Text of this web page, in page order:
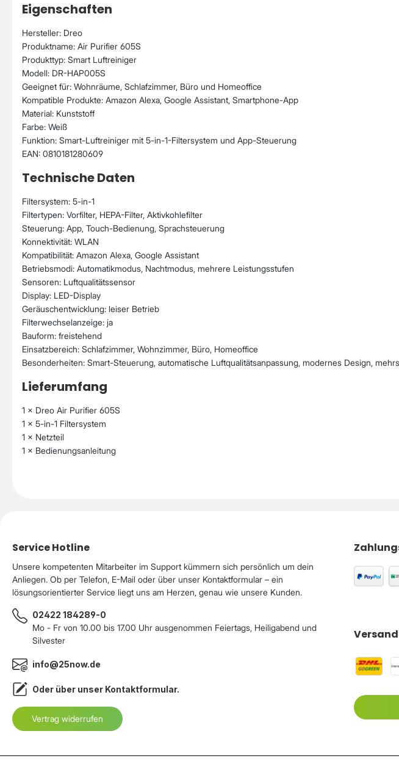
Eigenschaften
Hersteller: Dreo
Produktname: Air Purifier 605S
Produkttyp: Smart Luftreiniger
Modell: DR-HAP005S
Geeignet für: Wohnräume, Schlafzimmer, Büro und Homeoffice
Kompatible Produkte: Amazon Alexa, Google Assistant, Smartphone-App
Material: Kunststoff
Farbe: Weiß
Funktion: Smart-Luftreiniger mit 5-in-1-Filtersystem und App-Steuerung
EAN: 0810181280609
Technische Daten
Filtersystem: 5-in-1
Filtertypen: Vorfilter, HEPA-Filter, Aktivkohlefilter
Steuerung: App, Touch-Bedienung, Sprachsteuerung
Konnektivität: WLAN
Kompatibilität: Amazon Alexa, Google Assistant
Betriebsmodi: Automatikmodus, Nachtmodus, mehrere Leistungsstufen
Sensoren: Luftqualitätssensor
Display: LED-Display
Geräuschentwicklung: leiser Betrieb
Filterwechselanzeige: ja
Bauform: freistehend
Einsatzbereich: Schlafzimmer, Wohnzimmer, Büro, Homeoffice
Besonderheiten: Smart-Steuerung, automatische Luftqualitätsanpassung, modernes Design,
Lieferumfang
1 × Dreo Air Purifier 605S
1 × 5-in-1 Filtersystem
1 × Netzteil
1 × Bedienungsanleitung
Service Hotline
Unsere kompetenten Mitarbeiter im Support kümmern sich persönlich um dein
Anliegen. Ob per Telefon, E-Mail oder über unser Kontaktformular – ein
lösungsorientierter Service liegt uns am Herzen, genau wie unsere Kunden.
02422 184289-0
Mo - Fr von 10.00 bis 17.00 Uhr ausgenommen Feiertags, Heiligabend und
Silvester
info@25now.de
Oder über unser Kontaktformular.
Vertrag widerrufen